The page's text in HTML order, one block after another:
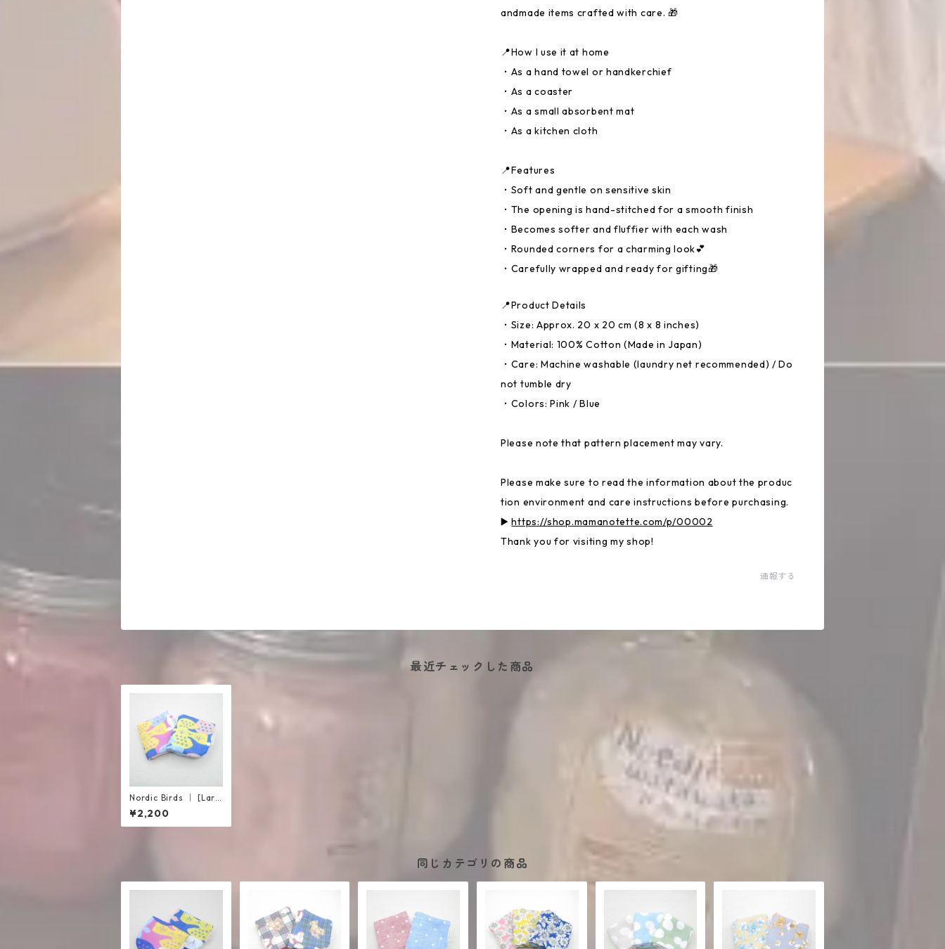
andmade items crafted with care. 🎁
📍How I use it at home
・As a hand towel or handkerchief
・As a coaster
・As a small absorbent mat
・As a kitchen cloth
📍Features
・Soft and gentle on sensitive skin
・The opening is hand-stitched for a smooth finish
・Becomes softer and fluffier with each wash
・Rounded corners for a charming look💕
・Carefully wrapped and ready for gifting🎁
📍Product Details
・Size: Approx. 20 x 20 cm (8 x 8 inches)
・Material: 100% Cotton (Made in Japan)
・Care: Machine washable (laundry net recommended) / Do
not tumble dry
・Colors: Pink / Blue
Please note that pattern placement may vary.
Please make sure to read the information about the produc
tion environment and care instructions before purchasing.
▶️https://shop.mamanotette.com/p/00002
Thank you for visiting my shop!
通報する
最近チェックした商品
Nordic Birds ｜ [Larg
e Towel] 8-Layer Ga
uze
¥2,200
同じカテゴリの商品